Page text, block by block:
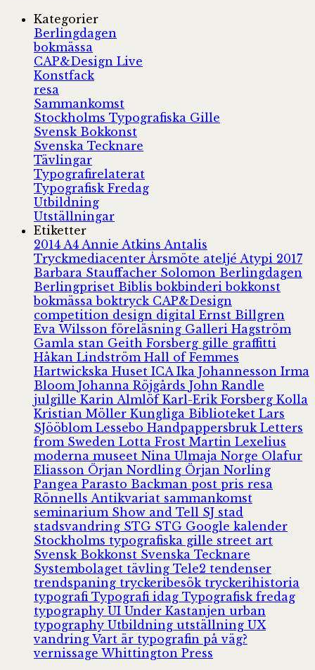
Kategorier
Berlingdagen
bokmässa
CAP&Design Live
Konstfack
resa
Sammankomst
Stockholms Typografiska Gille
Svensk Bokkonst
Svenska Tecknare
Tävlingar
Typografirelaterat
Typografisk Fredag
Utbildning
Utställningar
Etiketter
2014 A4 Annie Atkins Antalis
Tryckmediacenter Årsmöte ateljé Atypi 2017
Barbara Stauffacher Solomon Berlingdagen
Berlingpriset Biblisbokbinderibokkonst
bokmässaboktryck CAP&Design
competition design digital Ernst Billgren
Eva Wilsson föreläsning Galleri Hagström
Gamla stan Geith Forsberg gille graffitti
Håkan Lindström Hall of Femmes
Hartwickska Huset ICA Ika Johannesson Irma
Bloom Johanna Röjgårds John Randle
julgille Karin Almlöf Karl-Erik Forsberg Kolla
Kristian Möller Kungliga Biblioteket Lars
SJööblom Lessebo Handpappersbruk Letters
from Sweden Lotta Frost Martin Lexelius
moderna museet Nina Ulmaja Norge Olafur
Eliasson Örjan Nordling Örjan Norling
Pangea Parasto Backman post pris resa
Rönnells Antikvariat sammankomst
seminarium Show and Tell SJ stad
stadsvandring STG STG Google kalender
Stockholms typografiska gille street art
Svensk Bokkonst Svenska Tecknare
Systembolaget tävling Tele2 tendenser
trendspaning tryckeribesök tryckerihistoria
typografi Typografi idag Typografisk fredag
typography UI Under Kastanjen urban
typography Utbildning utställning UX
vandring Vart är typografin på väg?
vernissage Whittington Press